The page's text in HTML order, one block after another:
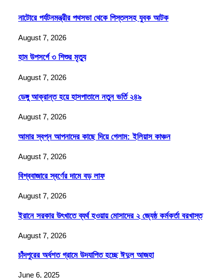
নাটোরে পর্যটনমন্ত্রীর পথসভা থেকে পিস্তলসহ যুবক আটক
August 7, 2026
হাম উপসর্গে ৩ শিশুর মৃত্যু
August 7, 2026
ডেঙ্গু আক্রান্ত হয়ে হাসপাতালে নতুন ভর্তি ২৪৯
August 7, 2026
আমার স্বপ্ন আপনাদের কাছে দিয়ে গেলাম: ইলিয়াস কাঞ্চন
August 7, 2026
বিশ্ববাজারে স্বর্ণের দামে বড় লাফ
August 7, 2026
ইরানে সরকার উৎখাতে ব্যর্থ হওয়ায় মোসাদের ২ জ্যেষ্ঠ কর্মকর্তা বরখাস্ত
August 7, 2026
চাঁদপুরের অর্ধশত গ্রামে উদযাপিত হচ্ছে ঈদুল আজহা
June 6, 2025